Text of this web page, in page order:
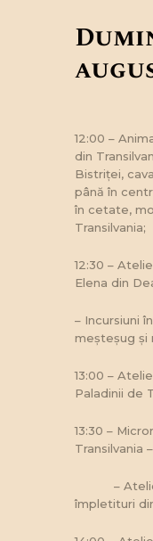
12:00 –
din
Bistriței,
până în
în cetate,
Transilvania;
12:30 –
Elena din
– Incursiuni
meșteșug și
13:00 –
Paladinii de
13:30 –
Transilvania
– Atelier
împletituri